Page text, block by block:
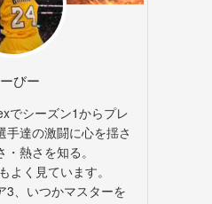
びー
でシーズン1からプレ
手達の激闘に心を揺さ
熱さを知る。
よく見ています。
3、いつかマスターを